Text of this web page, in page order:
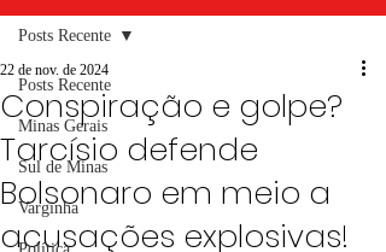
Posts Recente
Minas Gerais
Sul de Minas
Varginha
Posts Recente
Conspiração e golpe?
Tarcísio defende
Bolsonaro em meio a
acusações explosivas!
22 de nov. de 2024